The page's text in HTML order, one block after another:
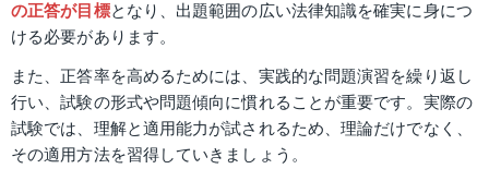
の正答が目標となり、出題範囲の広い法律知識を確実に身につ
ける必要があります。
また、正答率を高めるためには、実践的な問題演習を繰り返し
行い、試験の形式や問題傾向に慣れることが重要です。実際の
試験では、理解と適用能力が試されるため、理論だけでなく、
その適用方法を習得していきましょう。